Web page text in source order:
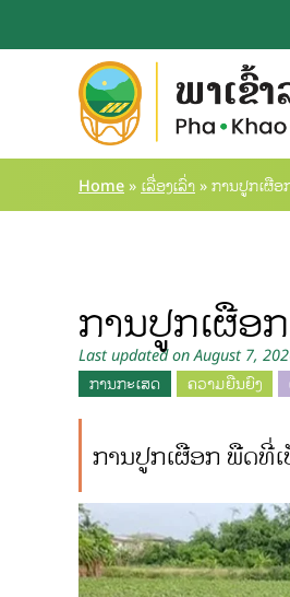
Home » ເລື່ອງເລົ່າ » ການປູກເຜືອ
ການປູກເຜືອກ
Last updated on August 7,
ການກະເສດ
ຄວາມຍືນຍົງ
ການປູກເຜືອກ ພືດທີ່